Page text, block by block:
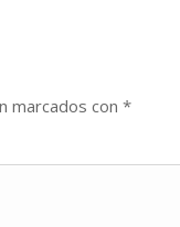
marcados con *